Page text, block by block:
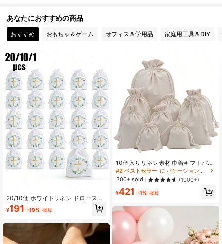
4.64 27 フォロワー
4.64 27 フォロワー
4.64 27 フォロワー
4.64 27 フォロワー
4.64 27 フォロワー
あなたにおすすめの商品
おすすめ おもちゃ＆ゲーム オフィス＆学用品 家庭用工具＆DIY
20/10個 ホワイトリネン ドロースト
リング ギフトバッグ、聖体拝領 ドロ
ーストリングバッグ、漫画風オリー
婚式、パーティー ドローストリング
ギフトバッグ、ブライダルシャワ
ー、誕生日、宗教儀式に適していま
¥191 -19% 概算
10個入りリネン素材 巾着ギフトバッ
グ、ホリデーパーティー、誕生日、
結婚式、DIYギフトラッピング、各種
サイズ、ホームストレージバッグに
適しています
#2 ベストセラー
に バケーションバイブス ギフト包装用品
300+ sold
(1000+)
¥421 -1% 概算